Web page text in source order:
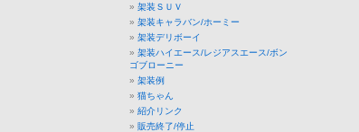
架装ＳＵＶ
架装キャラバン/ホーミー
架装デリボーイ
架装ハイエース/レジアスエース/ボン
ゴブローニー
架装例
猫ちゃん
紹介リンク
販売終了/停止